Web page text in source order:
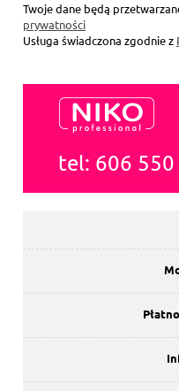
Twoje dane będą
prywatności
Usługa świadczona zgodnie z
tel: 606